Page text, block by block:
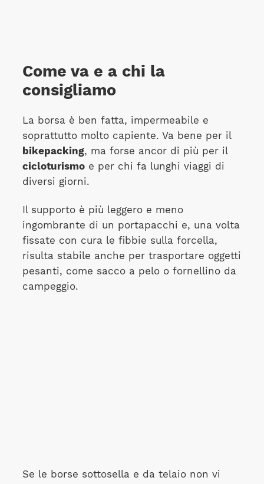
Come va e a chi la
consigliamo
La borsa è ben fatta, impermeabile e
soprattutto molto capiente. Va bene per il
bikepacking, ma forse ancor di più per il
cicloturismoe per chi fa lunghi viaggi di
diversi giorni.
Il supporto è più leggero e meno
ingombrante di un portapacchi e, una volta
fissate con cura le fibbie sulla forcella,
risulta stabile anche per trasportare oggetti
pesanti, come sacco a pelo o fornellino da
campeggio.
Se le borse sottosella e da telaio non vi